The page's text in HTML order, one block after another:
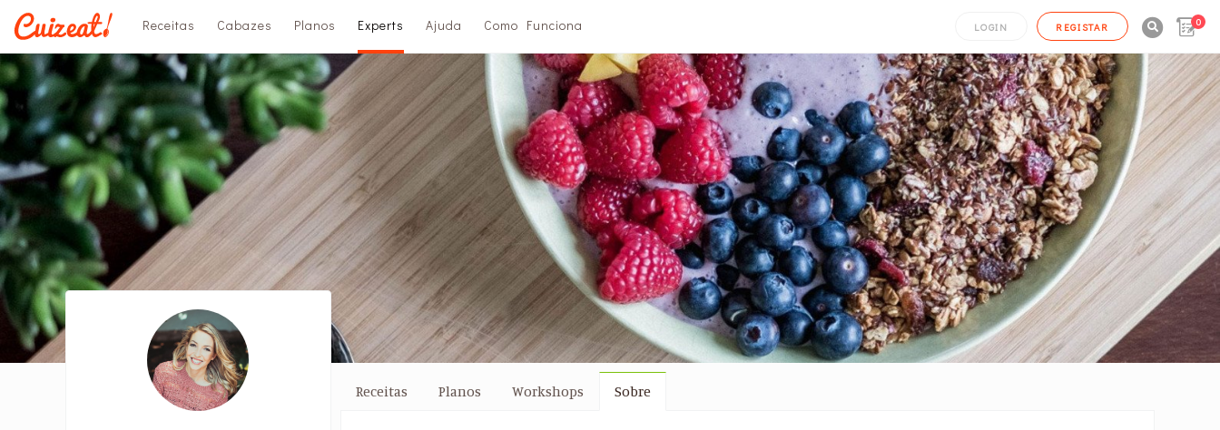
Receitas Cabazes Planos Experts Ajuda Como Funciona LOGIN REGISTAR 0
Receitas Planos Workshops Sobre